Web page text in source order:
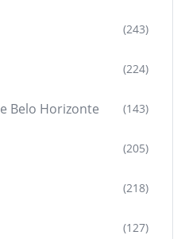
(243)
(224)
Belo Horizonte (143)
(205)
(218)
(127)